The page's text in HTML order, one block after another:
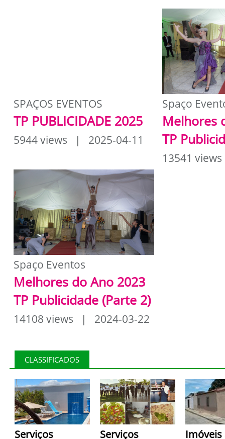
SPAÇOS EVENTOS
TP PUBLICIDADE 2025
5944 views | 2025-04-11
Spaço
Melhores
TP
13541
Spaço Eventos
Melhores do Ano 2023
TP Publicidade (Parte 2)
14108 views | 2024-03-22
CLASSIFICADOS
Serviços
Serviços
Imóveis